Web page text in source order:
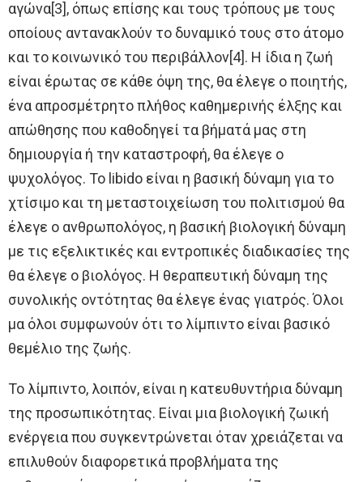
αγώνα[3], όπως επίσης και τους τρόπους με τους
οποίους αντανακλούν το δυναμικό τους στο άτομο
και το κοινωνικό του περιβάλλον[4]. Η ίδια η ζωή
είναι έρωτας σε κάθε όψη της, θα έλεγε ο ποιητής,
ένα απροσμέτρητο πλήθος καθημερινής έλξης και
απώθησης που καθοδηγεί τα βήματά μας στη
δημιουργία ή την καταστροφή, θα έλεγε ο
ψυχολόγος. Το libido είναι η βασική δύναμη για το
χτίσιμο και τη μεταστοιχείωση του πολιτισμού θα
έλεγε ο ανθρωπολόγος, η βασική βιολογική δύναμη
με τις εξελικτικές και εντροπικές διαδικασίες της
θα έλεγε ο βιολόγος. Η θεραπευτική δύναμη της
συνολικής οντότητας θα έλεγε ένας γιατρός. Όλοι
μα όλοι συμφωνούν ότι το λίμπιντο είναι βασικό
θεμέλιο της ζωής.
Το λίμπιντο, λοιπόν, είναι η κατευθυντήρια δύναμη
της προσωπικότητας. Είναι μια βιολογική ζωική
ενέργεια που συγκεντρώνεται όταν χρειάζεται να
επιλυθούν διαφορετικά προβλήματα της